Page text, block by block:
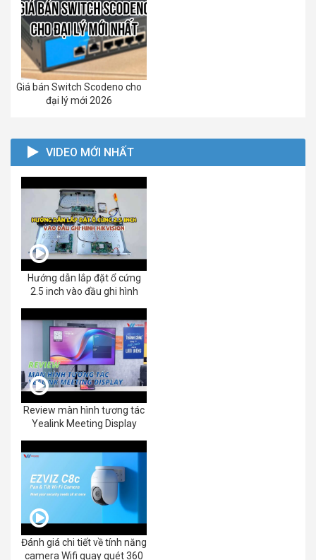
Giá bán Switch Scodeno cho
đại lý mới 2026
VIDEO MỚI NHẤT
Hướng dẫn lắp đặt ổ cứng
2.5 inch vào đầu ghi hình
Review màn hình tương tác
Yealink Meeting Display
Đánh giá chi tiết về tính năng
camera Wifi quay quét 360